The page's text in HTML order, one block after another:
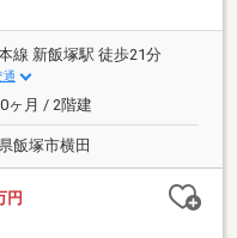
線 新飯塚駅 徒歩21分
通
ヶ月 / 2階建
飯塚市横田
円